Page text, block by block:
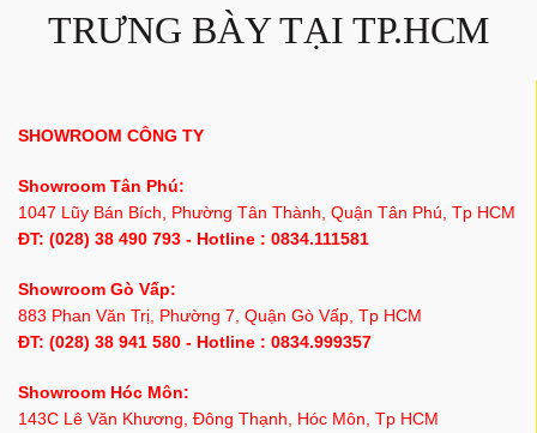
TRƯNG BÀY TẠI TP.HCM
SHOWROOM CÔNG TY
Showroom Tân Phú:
1047 Lũy Bán Bích, Phường Tân Thành, Quận Tân Phú, Tp HCM
ĐT: (028) 38 490 793 - Hotline : 0834.111581
Showroom Gò Vấp:
883 Phan Văn Trị, Phường 7, Quận Gò Vấp, Tp HCM
ĐT: (028) 38 941 580 - Hotline : 0834.999357
Showroom Hóc Môn:
143C Lê Văn Khương, Đông Thạnh, Hóc Môn, Tp HCM